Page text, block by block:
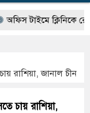
ক্লিনিকে রোগী
রাশিয়া, জানাল চীন
চায় রাশিয়া,